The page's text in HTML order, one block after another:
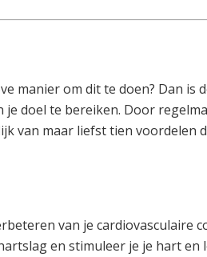
manier om dit te doen? Dan is
doel te bereiken. Door
van maar liefst tien voordelen
van je cardiovasculaire
en stimuleer je je hart en